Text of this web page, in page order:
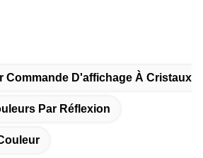
Commande D'affichage À Cristaux
Par Réflexion